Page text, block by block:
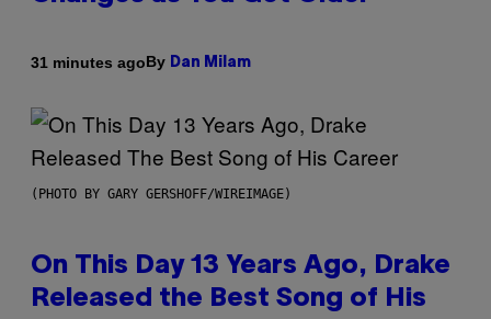
31 minutes agoBy Dan Milam
(PHOTO BY GARY GERSHOFF/WIREIMAGE)
On This Day 13 Years Ago, Drake
Released the Best Song of His